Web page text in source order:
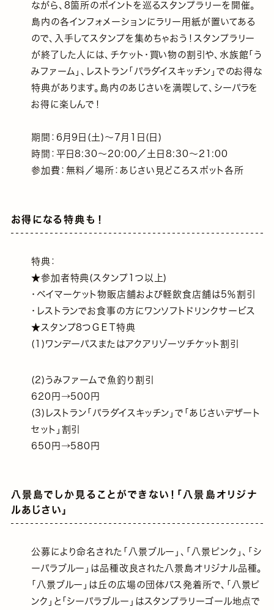
ながら、8箇所のポイントを巡るスタンプラリーを開催。
島内の各インフォメーションにラリー用紙が置いてある
ので、入手してスタンプを集めちゃおう！スタンプラリー
が終了した人には、チケット・買い物の割引や、水族館｢う
みファーム｣、レストラン｢パラダイスキッチン｣でのお得な
特典があります。島内のあじさいを満喫して、シーパラを
お得に楽しんで！
期間：6月9日(土)～7月1日(日)
時間：平日8:30～20:00／土日8:30～21:00
参加費：無料／場所：あじさい見どころスポット各所
お得になる特典も！
特典：
★参加者特典(スタンプ1つ以上)
・ベイマーケット物販店舗および軽飲食店舗は5％割引
・レストランでお食事の方にワンソフトドリンクサービス
★スタンプ8つＧＥＴ特典
(1)ワンデーパスまたはアクアリゾーツチケット割引
(2)うみファームで魚釣り割引
620円→500円
(3)レストラン｢パラダイスキッチン｣で｢あじさいデザート
セット｣割引
650円→580円
八景島でしか見ることができない！｢八景島オリジナ
ルあじさい｣
公募により命名された｢八景ブルー｣、｢八景ピンク｣、｢シ
ーパラブルー｣は品種改良された八景島オリジナル品種。
｢八景ブルー｣は丘の広場の団体バス発着所で、｢八景ピ
ンク｣と｢シーパラブルー｣はスタンプラリーゴール地点で